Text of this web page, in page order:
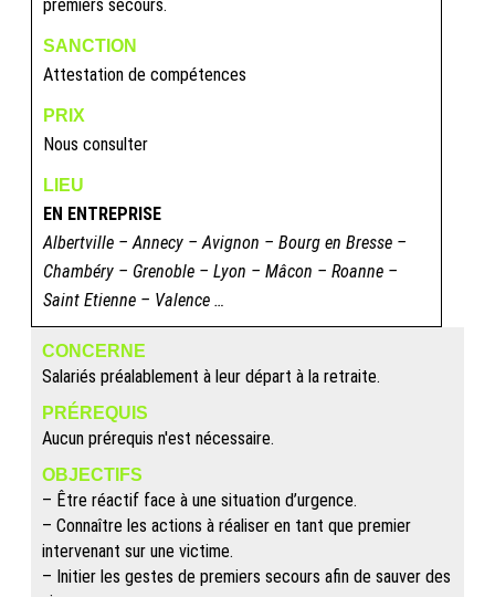
premiers secours.
SANCTION
Attestation de compétences
PRIX
Nous consulter
LIEU
EN ENTREPRISE
Albertville – Annecy – Avignon – Bourg en Bresse –
Chambéry – Grenoble – Lyon – Mâcon – Roanne –
Saint Etienne – Valence …
CONCERNE
Salariés préalablement à leur départ à la retraite.
PRÉREQUIS
Aucun prérequis n'est nécessaire.
OBJECTIFS
– Être réactif face à une situation d’urgence.
– Connaître les actions à réaliser en tant que premier
intervenant sur une victime.
– Initier les gestes de premiers secours afin de sauver des